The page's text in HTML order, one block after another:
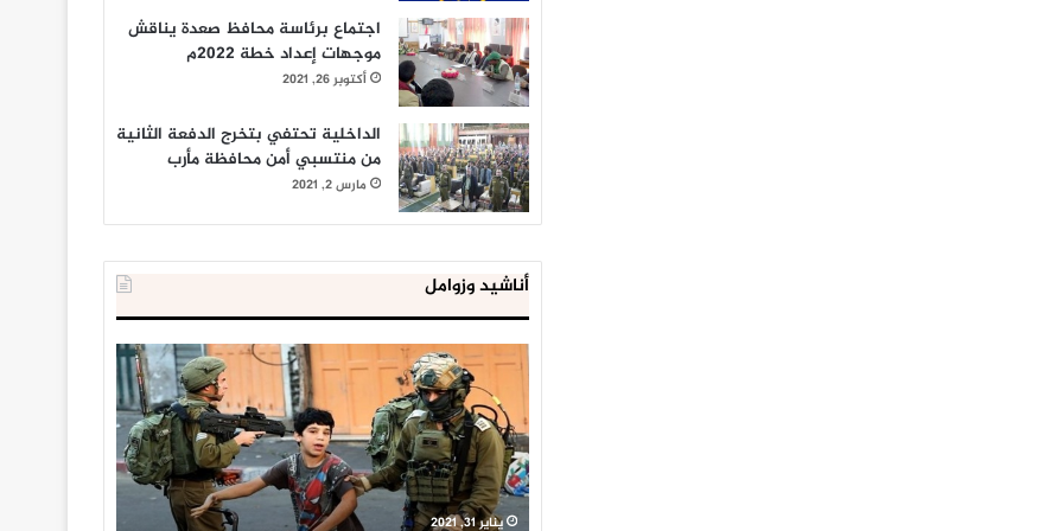
اجتماع برئاسة محافظ صعدة يناقش
موجهات إعداد خطة 2022م
أكتوبر 26, 2021
الداخلية تحتفي بتخرج الدفعة الثانية
من منتسبي أمن محافظة مأرب
مارس 2, 2021
أناشيد وزوامل
العدو
الإسرائيلي
اعتقل
543
طفلا
فلسطينيا
خلال
يناير 31, 2021
الداخلية
المصرية
تعلن
إحباط
‘مخطط
كبير’